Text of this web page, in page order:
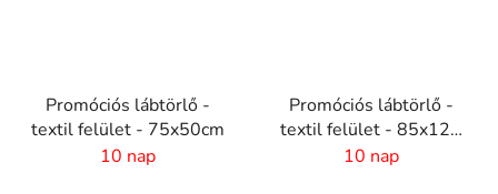
Promóciós lábtörlő -
textil felület - 75x50cm
10 nap
Promóciós lábtörlő -
textil felület - 85x120
cm
10 nap